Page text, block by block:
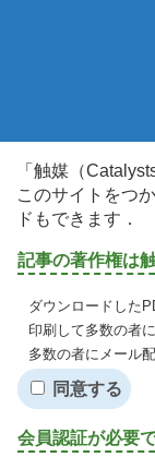
「触媒（
このサイトをつ
ドもできます．
記事の著作権は
ダウンロードした
印刷して多数の者
多数の者にメール
同意する
会員認証が必要